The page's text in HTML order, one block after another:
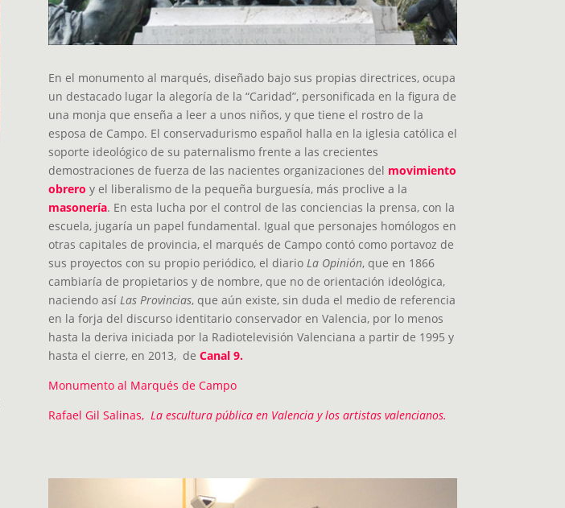
En el monumento al marqués, diseñado bajo sus propias directrices, ocupa
un destacado lugar la alegoría de la “Caridad”, personificada en la figura de
una monja que enseña a leer a unos niños, y que tiene el rostro de la
esposa de Campo. El conservadurismo español halla en la iglesia católica el
soporte ideológico de su paternalismo frente a las crecientes
demostraciones de fuerza de las nacientes organizaciones del movimiento
obrero y el liberalismo de la pequeña burguesía, más proclive a la
masonería. En esta lucha por el control de las conciencias la prensa, con la
escuela, jugaría un papel fundamental. Igual que personajes homólogos en
otras capitales de provincia, el marqués de Campo contó como portavoz de
sus proyectos con su propio periódico, el diario La Opinión, que en 1866
cambiaría de propietarios y de nombre, que no de orientación ideológica,
naciendo así Las Provincias, que aún existe, sin duda el medio de referencia
en la forja del discurso identitario conservador en Valencia, por lo menos
hasta la deriva iniciada por la Radiotelevisión Valenciana a partir de 1995 y
hasta el cierre, en 2013, de Canal 9.
Monumento al Marqués de Campo
Rafael Gil Salinas, La escultura pública en Valencia y los artistas valencianos.